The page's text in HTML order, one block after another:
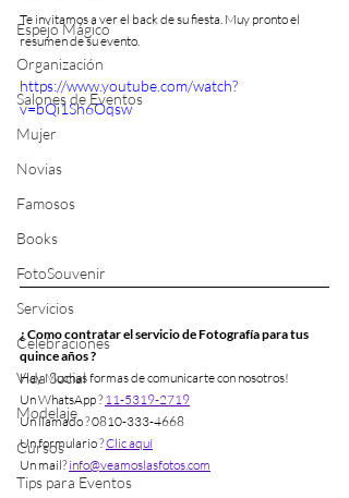
Espejo Mágico
Organización
Salones de Eventos
Mujer
Novias
Famosos
Books
FotoSouvenir
Servicios
Celebraciones
Vida Social
Modelaje
Cursos
Tips para Eventos
Te invitamos a ver el back de su fiesta. Muy pronto el
resumen de su evento.
https://www.youtube.com/watch?
v=bQi1Sh6Oqsw
¿ Como contratar el servicio de Fotografía para tus
quince años ?
Hay Muchas formas de comunicarte con nosotros!
Un WhatsApp ? 11-5319-2719
Un llamado ? 0810-333-4668
Un formulario ? Clic aquí
Un mail? info@veamoslasfotos.com